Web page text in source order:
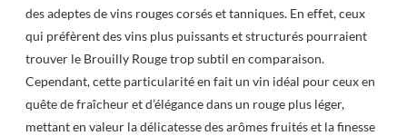
des adeptes de vins rouges corsés et tanniques. En effet, ceux
qui préfèrent des vins plus puissants et structurés pourraient
trouver le Brouilly Rouge trop subtil en comparaison.
Cependant, cette particularité en fait un vin idéal pour ceux en
quête de fraîcheur et d’élégance dans un rouge plus léger,
mettant en valeur la délicatesse des arômes fruités et la finesse